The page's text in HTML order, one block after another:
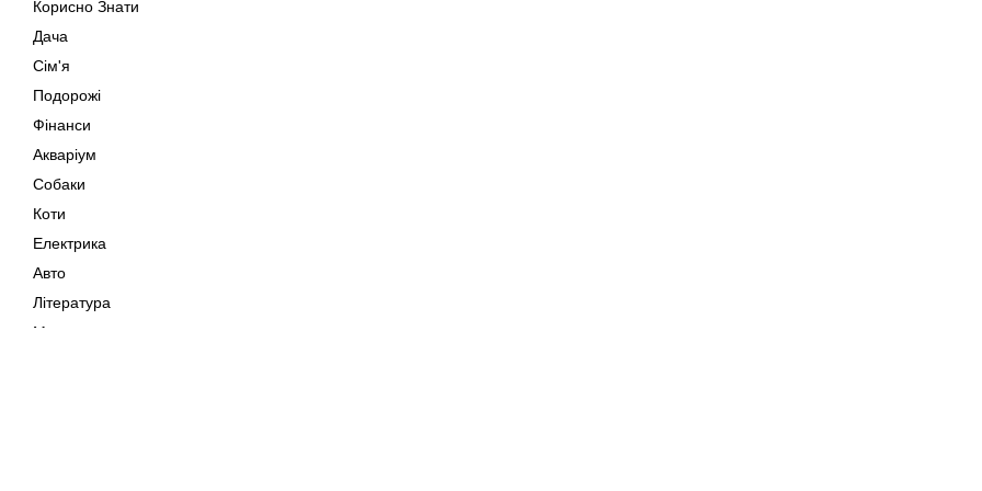
Корисно Знати
Дача
Сім'я
Подорожі
Фінанси
Акваріум
Собаки
Коти
Електрика
Авто
Література
Музика